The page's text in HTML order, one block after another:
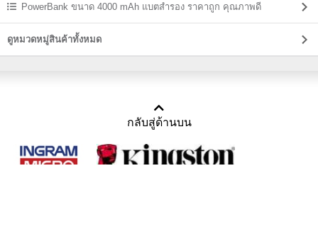
PowerBank ขนาด 4000 mAh แบตสํารอง ราคาถูก คุณภาพดี
ดูหมวดหมู่สินค้าทั้งหมด
กลับสู่ด้านบน